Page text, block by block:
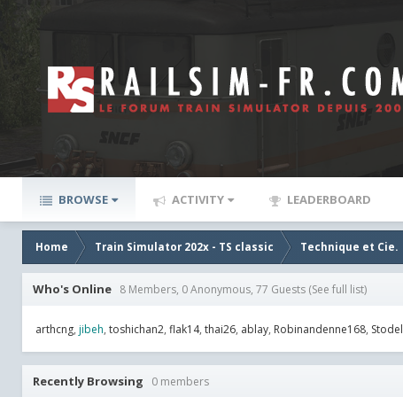
BROWSE ACTIVITY LEADERBOARD
Home Train Simulator 202x - TS classic Technique et Cie.
Who's Online 8 Members, 0 Anonymous, 77 Guests (See full list)
arthcng jibeh toshichan2 flak14 thai26 ablay Robinandenne168 Stodel
Recently Browsing 0 members